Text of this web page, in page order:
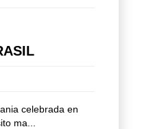
celebrada en
ma...